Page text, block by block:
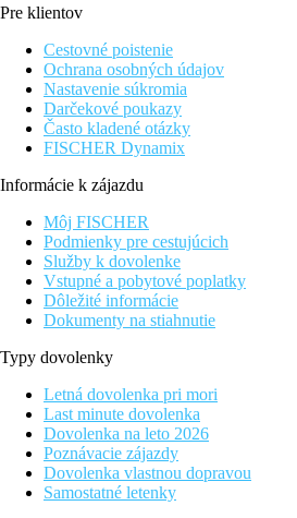
Pre klientov
Cestovné poistenie
Ochrana osobných údajov
Nastavenie súkromia
Darčekové poukazy
Často kladené otázky
FISCHER Dynamix
Informácie k zájazdu
Môj FISCHER
Podmienky pre cestujúcich
Služby k dovolenke
Vstupné a pobytové poplatky
Dôležité informácie
Dokumenty na stiahnutie
Typy dovolenky
Letná dovolenka pri mori
Last minute dovolenka
Dovolenka na leto 2026
Poznávacie zájazdy
Dovolenka vlastnou dopravou
Samostatné letenky